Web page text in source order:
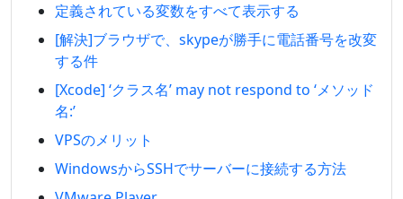
定義されている変数をすべて表示する
[解決]ブラウザで、skypeが勝手に電話番号を改変
する件
[Xcode] ‘クラス名’ may not respond to ‘メソッド
名:’
VPSのメリット
WindowsからSSHでサーバーに接続する方法